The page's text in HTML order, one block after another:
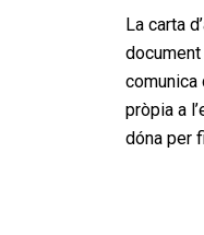
La carta
comunica
pròpia a
dóna per